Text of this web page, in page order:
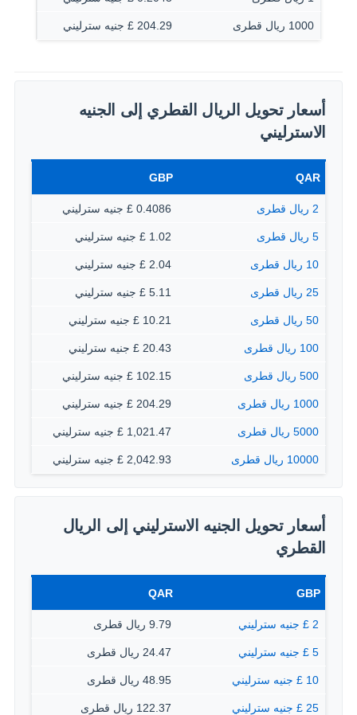
1000 ريال قطرى 204.29 £ جنيه سترليني
أسعار تحويل الريال القطري إلى الجنيه
الاسترليني
QAR
GBP
2 ريال قطرى 0.4086 £ جنيه سترليني
5 ريال قطرى 1.02 £ جنيه سترليني
10 ريال قطرى 2.04 £ جنيه سترليني
25 ريال قطرى 5.11 £ جنيه سترليني
50 ريال قطرى 10.21 £ جنيه سترليني
100 ريال قطرى 20.43 £ جنيه سترليني
500 ريال قطرى 102.15 £ جنيه سترليني
1000 ريال قطرى 204.29 £ جنيه سترليني
5000 ريال قطرى 1,021.47 £ جنيه سترليني
10000 ريال قطرى 2,042.93 £ جنيه سترليني
أسعار تحويل الجنيه الاسترليني إلى الريال
القطري
GBP
QAR
2 £ جنيه سترليني 9.79 ريال قطرى
5 £ جنيه سترليني 24.47 ريال قطرى
10 £ جنيه سترليني 48.95 ريال قطرى
25 £ جنيه سترليني 122.37 ريال قطرى